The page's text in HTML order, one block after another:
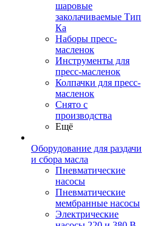
шаровые
заколачиваемые Тип
Кa
Наборы пресс-
масленок
Инструменты для
пресс-масленок
Колпачки для пресс-
масленок
Снято с
производства
Ещё
Оборудование для раздачи
и сбора масла
Пневматические
насосы
Пневматические
мембранные насосы
Электрические